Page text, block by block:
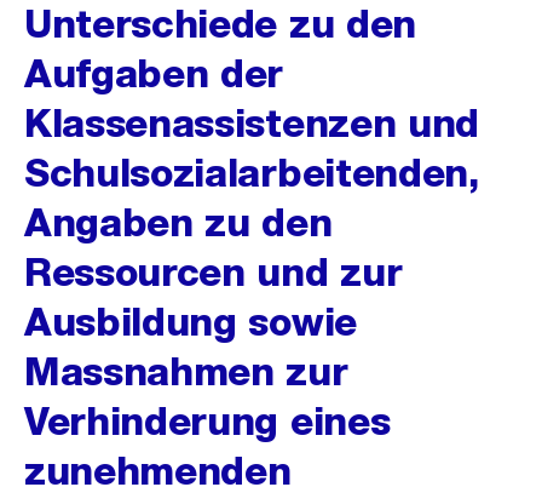
Unterschiede zu den
Aufgaben der
Klassenassistenzen und
Schulsozialarbeitenden,
Angaben zu den
Ressourcen und zur
Ausbildung sowie
Massnahmen zur
Verhinderung eines
zunehmenden